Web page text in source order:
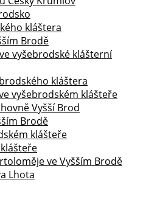
kláštera
Brodě
vyšebrodské klášterní
kláštera
vyšebrodském klášteře
Vyšší Brod
Brodě
klášteře
ve Vyšším Brodě
Lhota